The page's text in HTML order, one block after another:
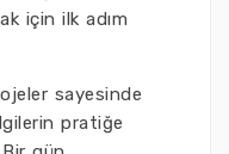
için ilk adım
sayesinde
pratiğe